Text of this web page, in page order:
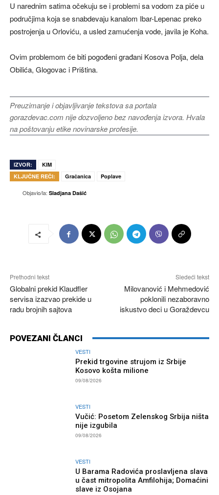
U narednim satima očekuju se i problemi sa vodom za piće u
područjima koja se snabdevaju kanalom Ibar-Lepenac preko
postrojenja u Orloviću, a usled zamućenja vode, javila je Koha.
Ovim problemom će biti pogođeni građani Kosova Polja, dela
Obilića, Glogovac i Priština.
Preuzimanje i objavljivanje tekstova sa portala
gorazdevac.com nije dozvoljeno bez navođenja izvora. Hvala
na poštovanju etike novinarske profesije.
IZVOR:
KIM
KLJUČNE REČI:
Gračanica Poplave
Objavio/la: Sladjana Dašić
Prethodni tekst
Globalni prekid Klaudfler
servisa izazvao prekide u
radu brojnih sajtova
Sledeći tekst
Milovanović i Mehmedović
poklonili nezaboravno
iskustvo deci u Goraždevcu
POVEZANI ČLANCI
VESTI
Prekid trgovine strujom iz Srbije
Kosovo košta milione
09/08/2026
VESTI
Vučić: Posetom Zelenskog Srbija ništa
nije izgubila
09/08/2026
VESTI
U Barama Radovića proslavljena slava
u čast mitropolita Amfilohija; Domaćini
slave iz Osojana